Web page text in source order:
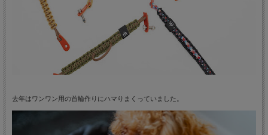
去年はワンワン用の首輪作りにハマりまくっていました。